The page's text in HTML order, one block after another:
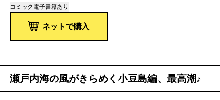
コミック 電子書籍あり
ネットで購入
瀬戸内海の風がきらめく小豆島編、最高潮♪